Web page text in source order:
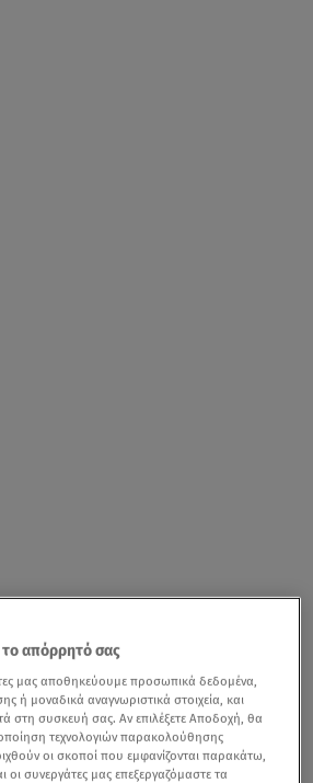
το απόρρητό σας
μας αποθηκεύουμε προσωπικά δεδομένα,
ή μοναδικά αναγνωριστικά στοιχεία, και
στη συσκευή σας. Αν επιλέξετε Αποδοχή, θα
τεχνολογιών παρακολούθησης
οι σκοποί που εμφανίζονται παρακάτω,
οι συνεργάτες μας επεξεργαζόμαστε τα